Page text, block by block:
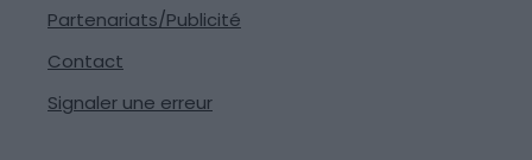
Partenariats/Publicité
Contact
Signaler une erreur